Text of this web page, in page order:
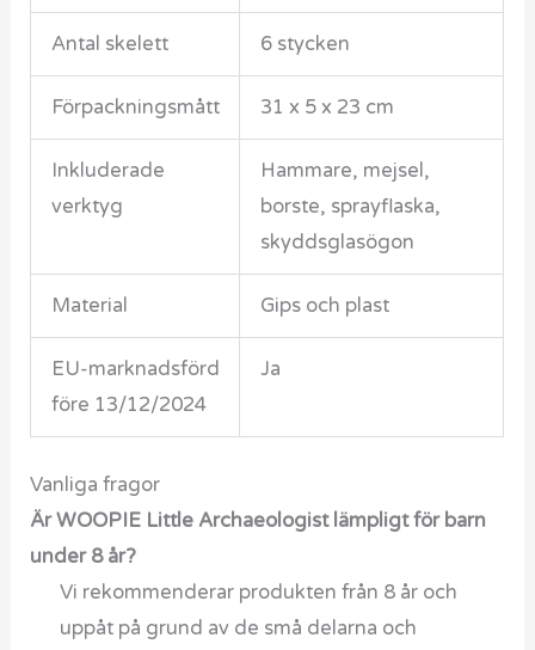
Antal skelett 6 stycken
Förpackningsmått 31 x 5 x 23 cm
Inkluderade
verktyg
Hammare, mejsel,
borste, sprayflaska,
skyddsglasögon
Material Gips och plast
EU-marknadsförd
före 13/12/2024
Ja
Vanliga fragor
Är WOOPIE Little Archaeologist lämpligt för barn
under 8 år?
Vi rekommenderar produkten från 8 år och
uppåt på grund av de små delarna och